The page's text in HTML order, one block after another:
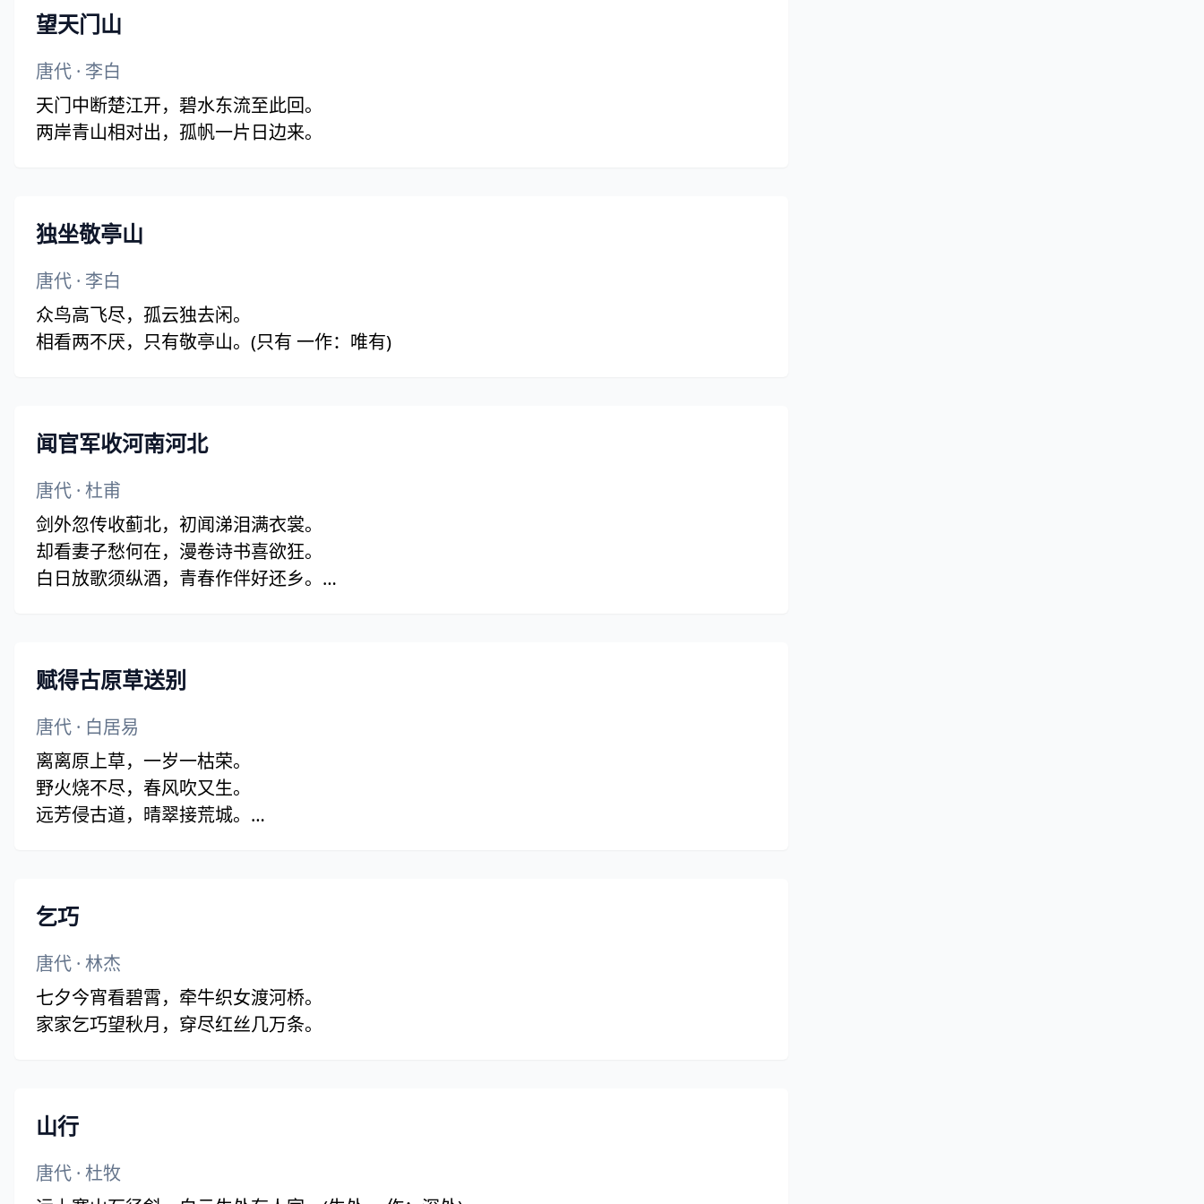
望天门山
唐代 · 李白
天门中断楚江开，碧水东流至此回。
两岸青山相对出，孤帆一片日边来。
独坐敬亭山
唐代 · 李白
众鸟高飞尽，孤云独去闲。
相看两不厌，只有敬亭山。(只有 一作：唯有)
闻官军收河南河北
唐代 · 杜甫
剑外忽传收蓟北，初闻涕泪满衣裳。
却看妻子愁何在，漫卷诗书喜欲狂。
白日放歌须纵酒，青春作伴好还乡。
赋得古原草送别
唐代 · 白居易
离离原上草，一岁一枯荣。
野火烧不尽，春风吹又生。
远芳侵古道，晴翠接荒城。
乞巧
唐代 · 林杰
七夕今宵看碧霄，牵牛织女渡河桥。
家家乞巧望秋月，穿尽红丝几万条。
山行
唐代 · 杜牧